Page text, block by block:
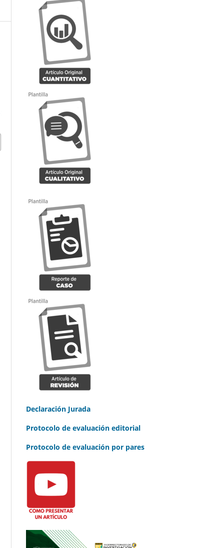
Declaración Jurada
Protocolo de evaluación editorial
Protocolo de evaluación por pares